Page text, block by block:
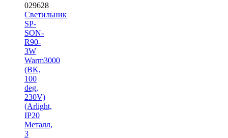
029628
Светильник
SP-
SON-
R90-
3W
Warm3000
(BK,
100
deg,
230V)
(Arlight,
IP20
Металл,
3